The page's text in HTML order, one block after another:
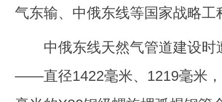
气东输、中俄东线等国家战略工
中俄东线天然气管道建设时
——直径1422毫米、1219毫米